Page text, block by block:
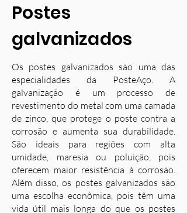
Postes
galvanizados
Os postes galvanizados são uma das
especialidades da PosteAço. A
galvanização é um processo de
revestimento do metal com uma camada
de zinco, que protege o poste contra a
corrosão e aumenta sua durabilidade.
São ideais para regiões com alta
umidade, maresia ou poluição, pois
oferecem maior resistência à corrosão.
Além disso, os postes galvanizados são
uma escolha econômica, pois têm uma
vida útil mais longa do que os postes